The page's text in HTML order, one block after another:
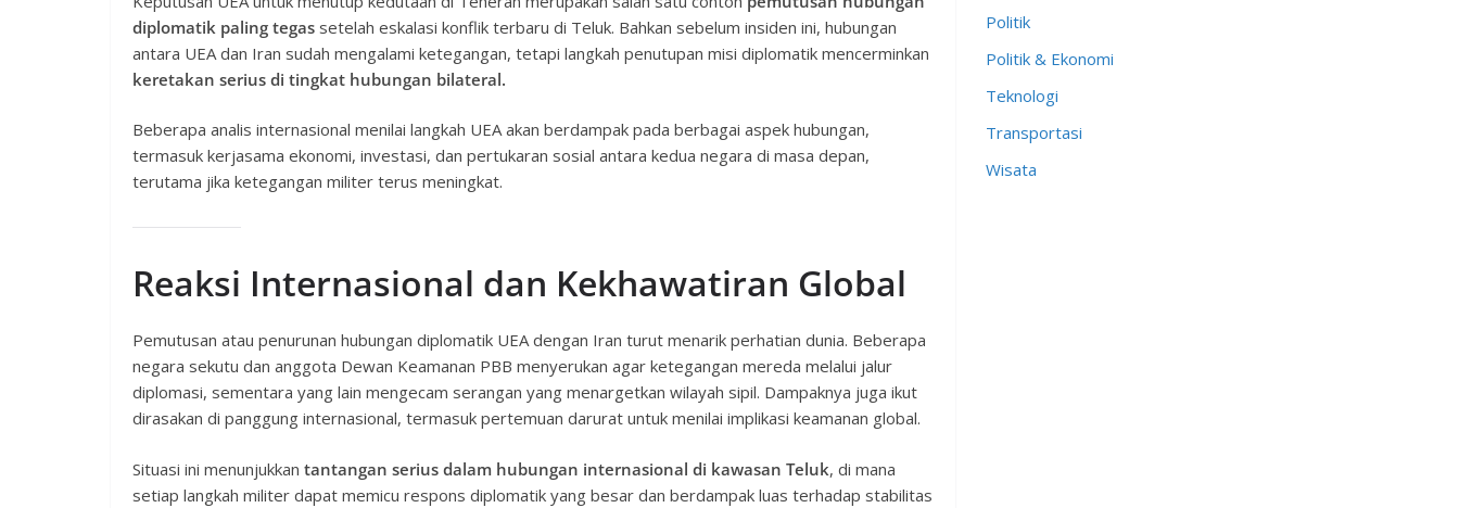
diplomatik paling tegas setelah eskalasi konflik terbaru di Teluk. Bahkan sebelum insiden ini, hubungan
antara UEA dan Iran sudah mengalami ketegangan, tetapi langkah penutupan misi diplomatik mencerminkan
keretakan serius di tingkat hubungan bilateral.
Beberapa analis internasional menilai langkah UEA akan berdampak pada berbagai aspek hubungan,
termasuk kerjasama ekonomi, investasi, dan pertukaran sosial antara kedua negara di masa depan,
terutama jika ketegangan militer terus meningkat.
Reaksi Internasional dan Kekhawatiran Global
Pemutusan atau penurunan hubungan diplomatik UEA dengan Iran turut menarik perhatian dunia. Beberapa
negara sekutu dan anggota Dewan Keamanan PBB menyerukan agar ketegangan mereda melalui jalur
diplomasi, sementara yang lain mengecam serangan yang menargetkan wilayah sipil. Dampaknya juga ikut
dirasakan di panggung internasional, termasuk pertemuan darurat untuk menilai implikasi keamanan global.
Situasi ini menunjukkan tantangan serius dalam hubungan internasional di kawasan Teluk, di mana
setiap langkah militer dapat memicu respons diplomatik yang besar dan berdampak luas terhadap stabilitas
Politik
Politik & Ekonomi
Teknologi
Transportasi
Wisata